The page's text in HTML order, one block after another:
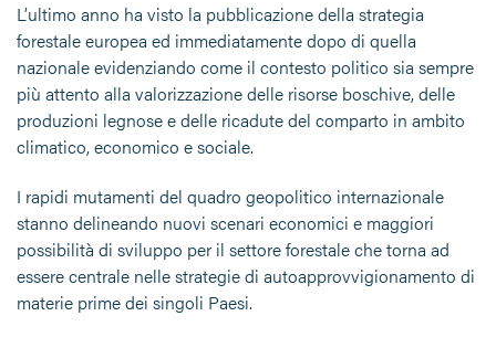
L’ultimo anno ha visto la pubblicazione della strategia
forestale europea ed immediatamente dopo di quella
nazionale evidenziando come il contesto politico sia sempre
più attento alla valorizzazione delle risorse boschive, delle
produzioni legnose e delle ricadute del comparto in ambito
climatico, economico e sociale.
I rapidi mutamenti del quadro geopolitico internazionale
stanno delineando nuovi scenari economici e maggiori
possibilità di sviluppo per il settore forestale che torna ad
essere centrale nelle strategie di autoapprovvigionamento di
materie prime dei singoli Paesi.